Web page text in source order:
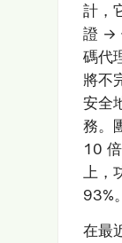
計，
證 →
碼代
將不
安全
務。
10
上
93%。
在最